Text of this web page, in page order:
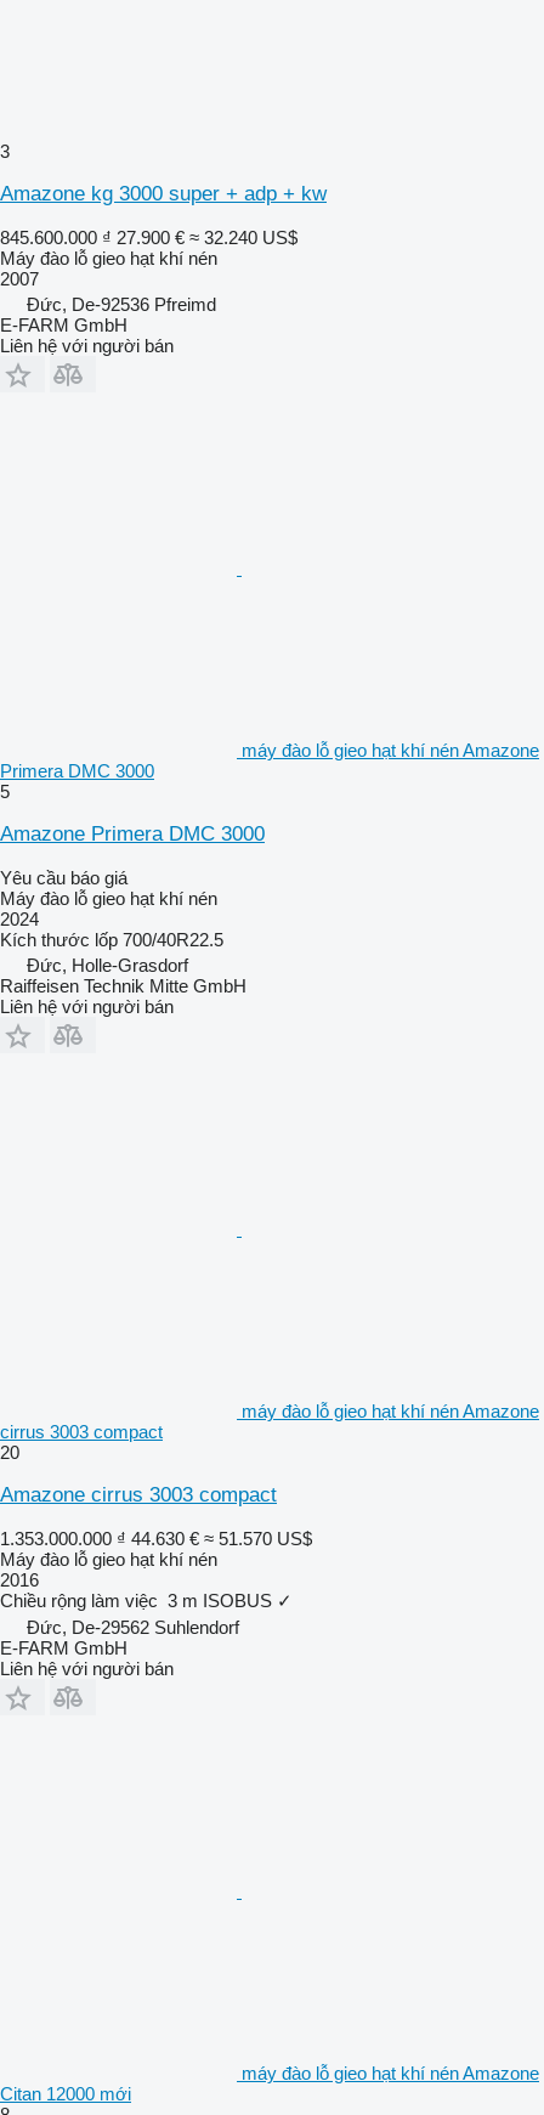
3
Amazone kg 3000 super + adp + kw
845.600.000 ₫ 27.900 € ≈ 32.240 US$
Máy đào lỗ gieo hạt khí nén
2007
Đức, De-92536 Pfreimd
E-FARM GmbH
Liên hệ với người bán
máy đào lỗ gieo hạt khí nén Amazone
Primera DMC 3000
5
Amazone Primera DMC 3000
Yêu cầu báo giá
Máy đào lỗ gieo hạt khí nén
2024
Kích thước lốp 700/40R22.5
Đức, Holle-Grasdorf
Raiffeisen Technik Mitte GmbH
Liên hệ với người bán
máy đào lỗ gieo hạt khí nén Amazone
cirrus 3003 compact
20
Amazone cirrus 3003 compact
1.353.000.000 ₫ 44.630 € ≈ 51.570 US$
Máy đào lỗ gieo hạt khí nén
2016
Chiều rộng làm việc 3 m ISOBUS ✓
Đức, De-29562 Suhlendorf
E-FARM GmbH
Liên hệ với người bán
máy đào lỗ gieo hạt khí nén Amazone
Citan 12000 mới